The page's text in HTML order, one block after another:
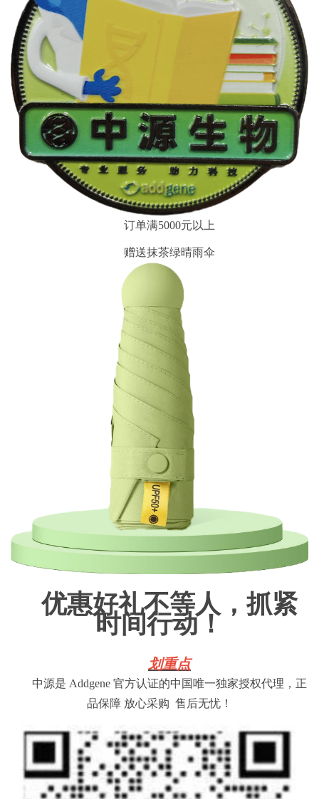
订单满5000元以上
赠送抹茶绿晴雨伞
优惠好礼不等人，抓紧
时间行动！
划重点
中源是 Addgene 官方认证的中国唯一独家授权代理，正
品保障 放心采购 售后无忧！